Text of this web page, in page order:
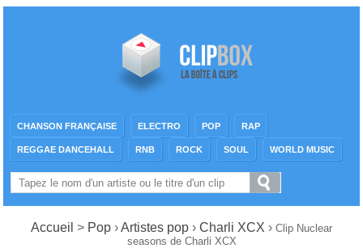
CHANSON FRANÇAISE ELECTRO POP RAP
REGGAE DANCEHALL RNB ROCK SOUL WORLD MUSIC
Accueil > Pop ›Artistes pop › Charli XCX › Clip Nuclear
seasons de Charli XCX